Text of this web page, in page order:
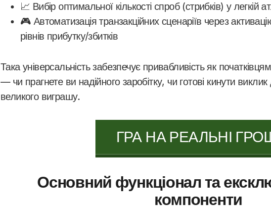
📈 Вибір оптимальної кількості спроб (стрибків) у легкій
🎮 Автоматизація транзакційних сценаріїв через
рівнів прибутку/збитків
Така універсальність забезпечує привабливість як
— чи прагнете ви надійного заробітку, чи готові кинути
великого виграшу.
ГРА НА РЕАЛЬНІ
Основний функціонал та
компоненти